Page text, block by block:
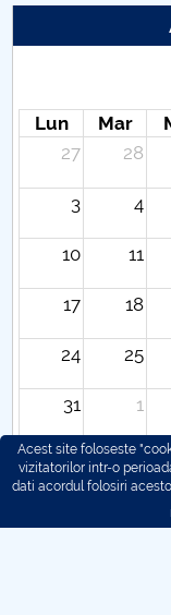
Lun Mar
27
28
3 4
10 11
17 18
24 25
31 1
Acest site foloseste
vizitatorilor intr-o
dati acordul folosiri